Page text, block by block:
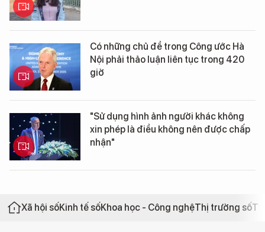
Có những chủ đề trong Công ước Hà
Nội phải thảo luận liên tục trong 420
giờ
"Sử dụng hình ảnh người khác không
xin phép là điều không nên được chấp
nhận"
Xã hội sốKinh tế sốKhoa học - Công nghệThị trường số